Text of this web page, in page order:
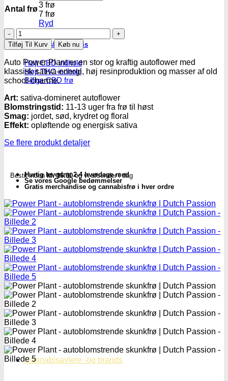
Medicinsk Cannabis
Højt CBD indhold
Højt THC indhold
Billige CBD frø
Cannabisavlere -og brands
Antal frø3 frø
7 frø
Ryd
Power
Plant
-
autoblomstrende
skunkfrø
|
Dutch
Passion
antal
Tilføj Til Kurv Køb nu
Auto Power Plant er en stor og kraftig autoflower med
klassisk sativa-energi, høj resinproduktion og masser af old
school-charme.
Art: sativa-domineret autoflower
Blomstringstid: 11-13 uger fra frø til høst
Smag: jordet, sød, krydret og floral
Effekt: opløftende og energisk sativa
Se flere produkt detaljer
Bestil indenkl. 16.00og vi afsender i dag
Hurtig levering 2-4 hverdage med
Se vores Google bedømmelser
Gratis merchandise og cannabisfrø i hver ordre